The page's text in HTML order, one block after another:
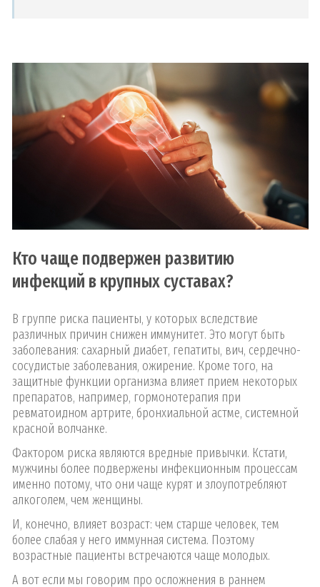
Кто чаще подвержен развитию
инфекций в крупных суставах?
В группе риска пациенты, у которых вследствие
различных причин снижен иммунитет. Это могут быть
заболевания: сахарный диабет, гепатиты, вич, сердечно-
сосудистые заболевания, ожирение. Кроме того, на
защитные функции организма влияет прием некоторых
препаратов, например, гормонотерапия при
ревматоидном артрите, бронхиальной астме, системной
красной волчанке.
Фактором риска являются вредные привычки. Кстати,
мужчины более подвержены инфекционным процессам
именно потому, что они чаще курят и злоупотребляют
алкоголем, чем женщины.
И, конечно, влияет возраст: чем старше человек, тем
более слабая у него иммунная система. Поэтому
возрастные пациенты встречаются чаще молодых.
А вот если мы говорим про осложнения в раннем